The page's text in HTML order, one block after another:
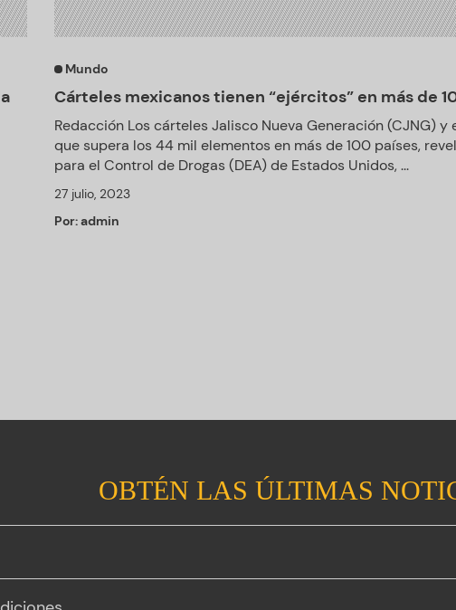
Mundo
Cárteles mexicanos tienen “ejércitos” en más de
Redacción Los cárteles Jalisco Nueva Generación (CJNG)
que supera los 44 mil elementos en más de 100 países,
para el Control de Drogas (DEA) de Estados Unidos, ...
27 julio, 2023
Por:admin
OBTÉN LAS ÚLTIMAS